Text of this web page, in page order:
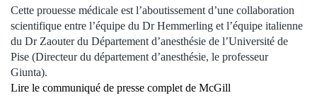
Cette prouesse médicale est l’aboutissement d’une collaboration
scientifique entre l’équipe du Dr Hemmerling et l’équipe italienne
du Dr Zaouter du Département d’anesthésie de l’Université de
Pise (Directeur du département d’anesthésie, le professeur
Giunta).
Lire le communiqué de presse complet de McGill